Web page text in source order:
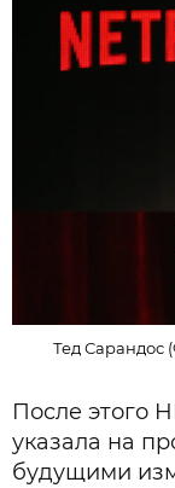
Тед Сарандос
После этого
указала на
будущими